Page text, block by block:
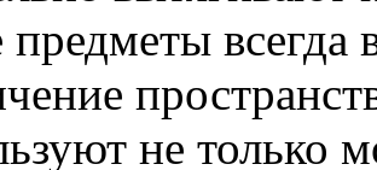
предметы всегда
не только